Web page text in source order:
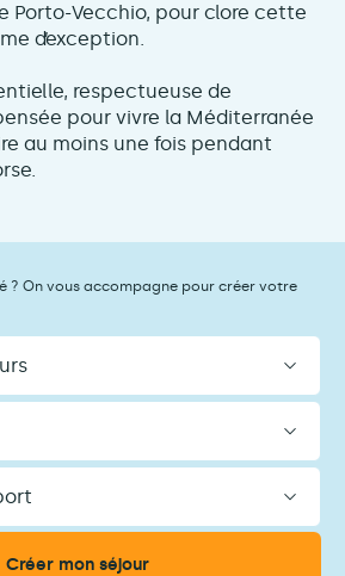
Porto-Vecchio, pour clore cette
d’exception.
respectueuse de
pour vivre la Méditerranée
au moins une fois pendant
? On vous accompagne pour créer votre